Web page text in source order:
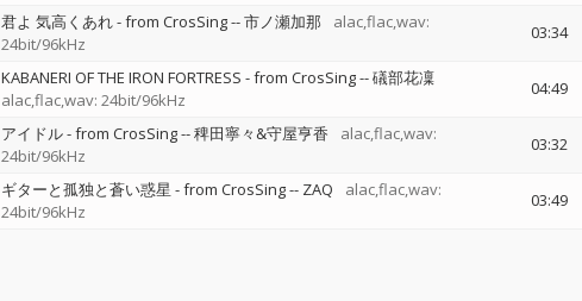
君よ 気高くあれ - from CrosSing--市ノ瀬加那
alac,flac,wav:
24bit/96kHz
03:34
KABANERI OF THE IRON FORTRESS - from CrosSing--礒部花凜
alac,flac,wav: 24bit/96kHz
04:49
アイドル - from CrosSing--稗田寧々&守屋亨香
alac,flac,wav:
24bit/96kHz
03:32
ギターと孤独と蒼い惑星 - from CrosSing-- ZAQ
alac,flac,wav:
24bit/96kHz
03:49